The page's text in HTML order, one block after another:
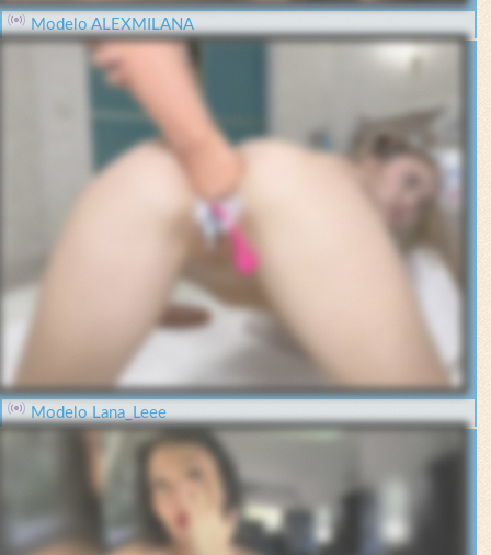
Modelo ALEXMILANA
Modelo Lana_Leee